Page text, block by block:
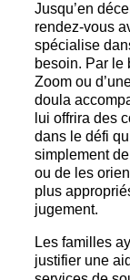
Jusqu’en
rendez-vous
spécialise
besoin. Par le
Zoom ou
doula
lui offrira des
dans le défi
simplement
ou de les
plus
jugement.
Les familles
justifier une